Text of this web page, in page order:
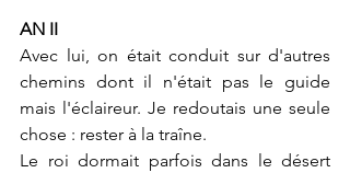
AN II
Avec lui, on était conduit sur d'autres
chemins dont il n'était pas le guide
mais l'éclaireur. Je redoutais une seule
chose : rester à la traîne.
Le roi dormait parfois dans le désert